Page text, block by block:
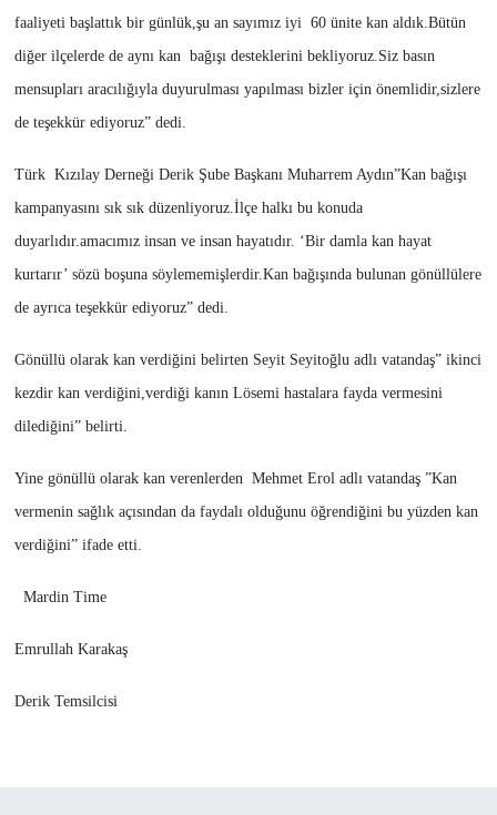
faaliyeti başlattık bir günlük,şu an sayımız iyi 60 ünite kan aldık.Bütün
diğer ilçelerde de aynı kan bağışı desteklerini bekliyoruz.Siz basın
mensupları aracılığıyla duyurulması yapılması bizler için önemlidir,sizlere
de teşekkür ediyoruz” dedi.
Türk Kızılay Derneği Derik Şube Başkanı Muharrem Aydın”Kan bağışı
kampanyasını sık sık düzenliyoruz.İlçe halkı bu konuda
duyarlıdır.amacımız insan ve insan hayatıdır. ‘Bir damla kan hayat
kurtarır’ sözü boşuna söylememişlerdir.Kan bağışında bulunan gönüllülere
de ayrıca teşekkür ediyoruz” dedi.
Gönüllü olarak kan verdiğini belirten Seyit Seyitoğlu adlı vatandaş” ikinci
kezdir kan verdiğini,verdiği kanın Lösemi hastalara fayda vermesini
dilediğini” belirti.
Yine gönüllü olarak kan verenlerden Mehmet Erol adlı vatandaş ”Kan
vermenin sağlık açısından da faydalı olduğunu öğrendiğini bu yüzden kan
verdiğini” ifade etti.
Mardin Time
Emrullah Karakaş
Derik Temsilcisi